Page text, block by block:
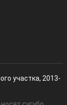
участка, 2013-